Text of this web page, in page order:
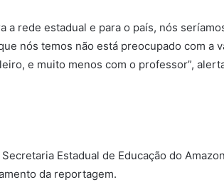
a rede estadual e para o país, nós
nós temos não está preocupado com a
e muito menos com o professor”,
Estadual de Educação do
da reportagem.